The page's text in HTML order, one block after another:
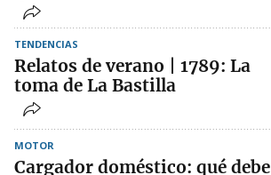
TENDENCIAS
Relatos de verano | 1789: La
toma de La Bastilla
MOTOR
Cargador doméstico: qué debe